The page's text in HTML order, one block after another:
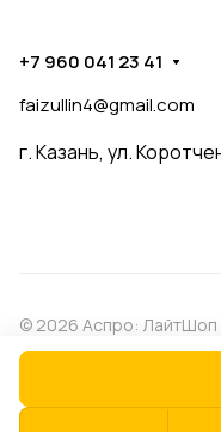
+7 960 041 23 41
faizullin4@gmail.com
г. Казань, ул.
© 2026 Аспро: ЛайтШоп
Разработано в